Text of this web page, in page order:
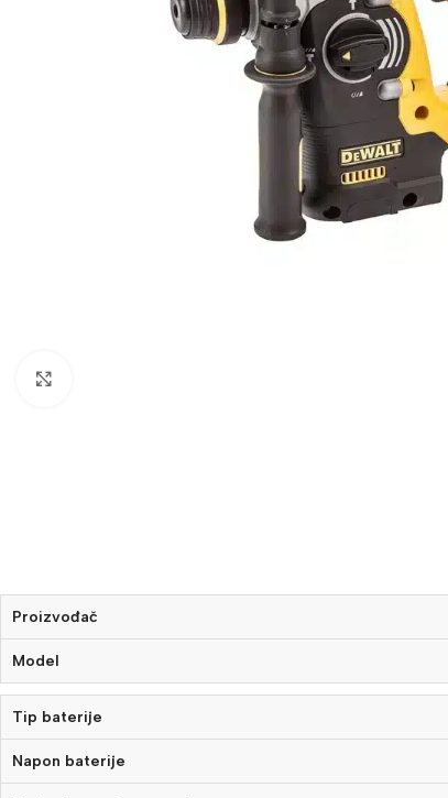
Proizvođač
Model
Tip baterije
Napon baterije